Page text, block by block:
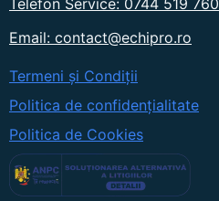
Email: contact@echipro.ro
Termeni și Condiții
Politica de confidențialitate
Politica de Cookies